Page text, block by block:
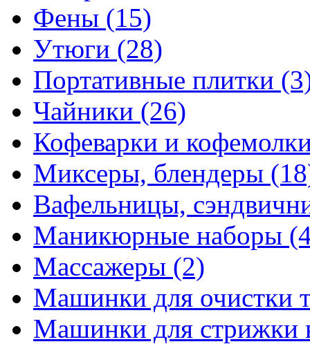
Фены (15)
Утюги (28)
Портативные плитки
Чайники (26)
Кофеварки и
Миксеры, блендеры
Вафельницы,
Маникюрные наборы
Массажеры (2)
Машинки для очистки
Машинки для стрижки